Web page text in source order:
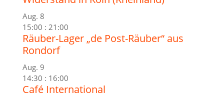
Aug. 8
15:00 : 21:00
Räuber-Lager „de Post-Räuber“ aus
Rondorf
Aug. 9
14:30 : 16:00
Café International